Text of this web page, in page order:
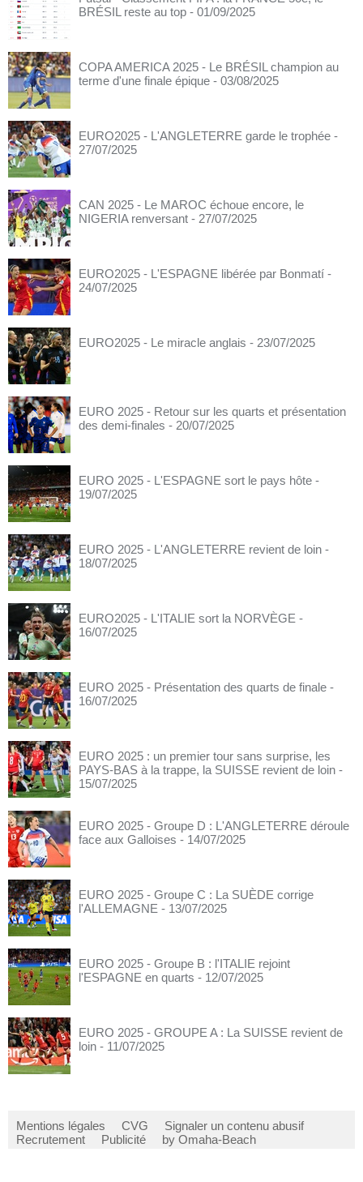
BRÉSIL reste au top - 01/09/2025
COPA AMERICA 2025 - Le BRÉSIL champion au
terme d'une finale épique - 03/08/2025
EURO2025 - L'ANGLETERRE garde le trophée -
27/07/2025
CAN 2025 - Le MAROC échoue encore, le
NIGERIA renversant - 27/07/2025
EURO2025 - L'ESPAGNE libérée par Bonmatí -
24/07/2025
EURO2025 - Le miracle anglais - 23/07/2025
EURO 2025 - Retour sur les quarts et présentation
des demi-finales - 20/07/2025
EURO 2025 - L'ESPAGNE sort le pays hôte -
19/07/2025
EURO 2025 - L'ANGLETERRE revient de loin -
18/07/2025
EURO2025 - L'ITALIE sort la NORVÈGE -
16/07/2025
EURO 2025 - Présentation des quarts de finale -
16/07/2025
EURO 2025 : un premier tour sans surprise, les
PAYS-BAS à la trappe, la SUISSE revient de loin -
15/07/2025
EURO 2025 - Groupe D : L'ANGLETERRE déroule
face aux Galloises - 14/07/2025
EURO 2025 - Groupe C : La SUÈDE corrige
l'ALLEMAGNE - 13/07/2025
EURO 2025 - Groupe B : l'ITALIE rejoint
l'ESPAGNE en quarts - 12/07/2025
EURO 2025 - GROUPE A : La SUISSE revient de
loin - 11/07/2025
Mentions légales CVG
Signaler un contenu abusif
Recrutement
Publicité by Omaha-Beach